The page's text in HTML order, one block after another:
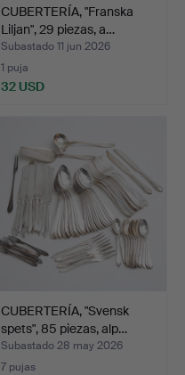
CUBERTERÍA, "Franska
Liljan", 29 piezas, a…
Subastado 11 jun 2026
1 puja
32 USD
CUBERTERÍA, "Svensk
spets", 85 piezas, alp…
Subastado 28 may 2026
7 pujas